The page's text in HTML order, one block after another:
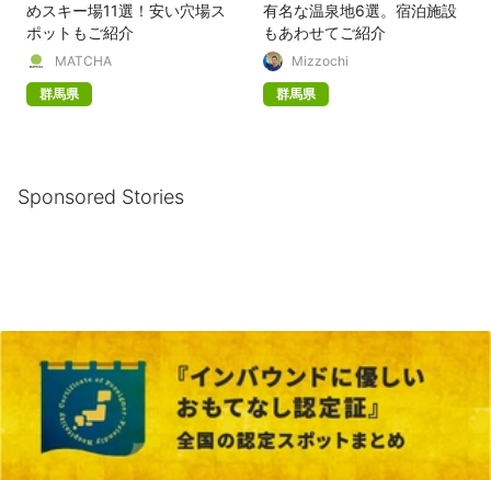
めスキー場11選！安い穴場ス
ポットもご紹介
MATCHA
群馬県
有名な温泉地6選。宿泊施設
もあわせてご紹介
Mizzochi
群馬県
Sponsored Stories